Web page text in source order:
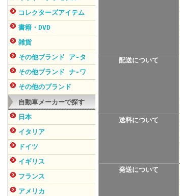
コレクターズアイテム
書籍・DVD
雑貨
その他ブランド ア-タ
その他ブランド ナ-ワ
その他のブランド
自動車メーカーで探す
日本
イタリア
ドイツ
イギリス
フランス
アメリカ
配送について
送料について
発送について